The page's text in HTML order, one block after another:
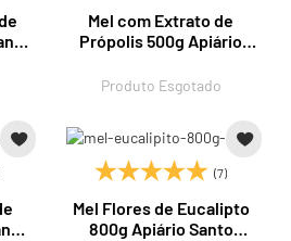
Mel com Extrato de
Própolis 500g Apiário
Produto Esgotado
(7)
Mel Flores de Eucalipto
800g Apiário Santo